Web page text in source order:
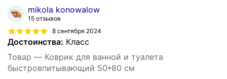
mikola konowalow
15 отзывов
8 сентября 2024
Достоинства: Класс
Товар — Коврик для ванной и туалета
быстровпитывающий 50*80 см